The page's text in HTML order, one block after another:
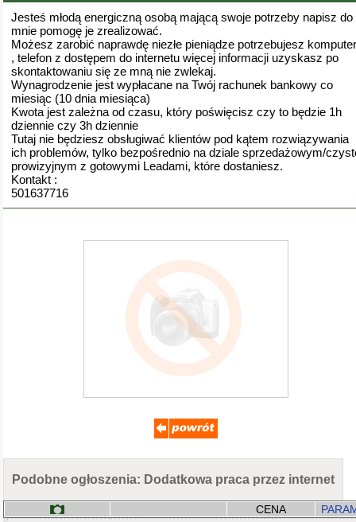
Jesteś młodą energiczną osobą mającą swoje potrzeby napisz do
mnie pomogę je zrealizować.
Możesz zarobić naprawdę niezłe pieniądze potrzebujesz komputer
, telefon z dostępem do internetu więcej informacji uzyskasz po
skontaktowaniu się ze mną nie zwlekaj.
Wynagrodzenie jest wypłacane na Twój rachunek bankowy co
miesiąc (10 dnia miesiąca)
Kwota jest zależna od czasu, który poświęcisz czy to będzie 1h
dziennie czy 3h dziennie
Tutaj nie będziesz obsługiwać klientów pod kątem rozwiązywania
ich problemów, tylko bezpośrednio na dziale sprzedażowym/
prowizyjnym z gotowymi Leadami, które dostaniesz.
Kontakt :
501637716
Podobne ogłoszenia: Dodatkowa praca przez internet
CENA